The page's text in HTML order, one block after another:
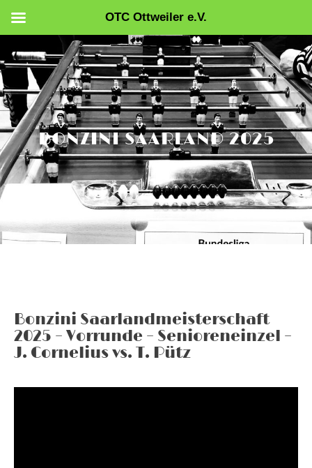
Inhalt
springen
BONZINI SAARLAND 2025
Bonzini Saarlandmeisterschaft
2025 – Vorrunde – Senioreneinzel –
J. Cornelius vs. T. Pütz
OTC Ottweiler e.V.